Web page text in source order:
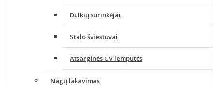
Dulkių surinkėjai
Stalo šviestuvai
Atsarginės UV lemputės
Nagų lakavimas